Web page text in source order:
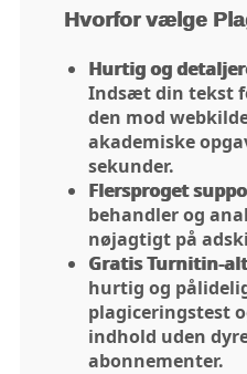
Hvorfor vælge
Hurtig og
Indsæt din tekst
den mod
akademiske
sekunder.
Flersproget
behandler og
nøjagtigt på
Gratis Turnitin-
hurtig og
plagiceringstest
indhold uden
abonnementer.